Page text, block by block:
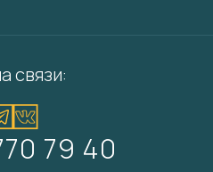
связи:
79 40